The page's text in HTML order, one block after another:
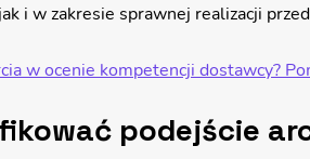
i w zakresie sprawnej realizacji
w ocenie kompetencji dostawcy?
podejście